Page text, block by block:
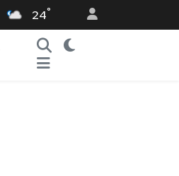
24°